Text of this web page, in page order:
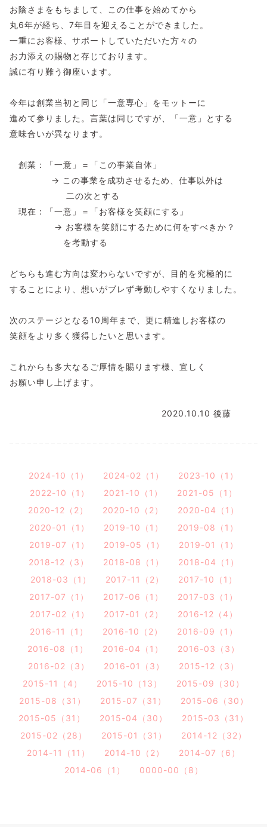
お陰さまをもちまして、この仕事を始めてから
丸6年が経ち、7年目を迎えることができました。
一重にお客様、サポートしていただいた方々の
お力添えの賜物と存じております。
誠に有り難う御座います。
今年は創業当初と同じ「一意専心」をモットーに
進めて参りました。言葉は同じですが、「一意」とする
意味合いが異なります。
創業：「一意」＝「この事業自体」
→ この事業を成功させるため、仕事以外は
二の次とする
現在：「一意」＝「お客様を笑顔にする」
→ お客様を笑顔にするために何をすべきか？
を考動する
どちらも進む方向は変わらないですが、目的を究極的に
することにより、想いがブレず考動しやすくなりました。
次のステージとなる10周年まで、更に精進しお客様の
笑顔をより多く獲得したいと思います。
これからも多大なるご厚情を賜ります様、宜しく
お願い申し上げます。
2020.10.10 後藤
2024-10（1） 2024-02（1）
2023-10（1）
2022-10（1）
2021-10（1）
2021-05（1）
2020-12（2）
2020-10（2）
2020-04（1）
2020-01（1）
2019-10（1）
2019-08（1）
2019-07（1）
2019-05（1）
2019-01（1）
2018-12（3）
2018-08（1）
2018-04（1）
2018-03（1）
2017-11（2）
2017-10（1）
2017-07（1）
2017-06（1）
2017-03（1）
2017-02（1）
2017-01（2）
2016-12（4）
2016-11（1）
2016-10（2）
2016-09（1）
2016-08（1）
2016-04（1）
2016-03（3）
2016-02（3）
2016-01（3）
2015-12（3）
2015-11（4）
2015-10（13）
2015-09（30）
2015-08（31）
2015-07（31）
2015-06（30）
2015-05（31）
2015-04（30）
2015-03（31）
2015-02（28）
2015-01（31）
2014-12（32）
2014-11（11）
2014-10（2）
2014-07（6）
2014-06（1）
0000-00（8）